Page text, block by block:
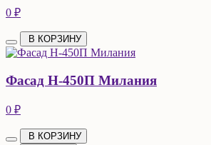
0 ₽
В КОРЗИНУ
Фасад Н-450П Милания
0 ₽
В КОРЗИНУ